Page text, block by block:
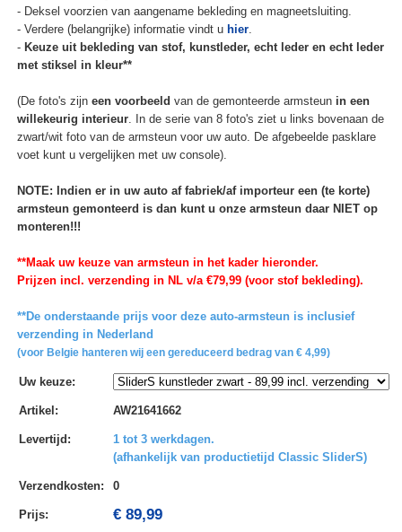
- Deksel voorzien van aangename bekleding en magneetsluiting.
- Verdere (belangrijke) informatie vindt u hier.
- Keuze uit bekleding van stof, kunstleder, echt leder en echt leder
met stiksel in kleur**
(De foto's zijn een voorbeeld van de gemonteerde armsteun in een
willekeurig interieur. In de serie van 8 foto's ziet u links bovenaan de
zwart/wit foto van de armsteun voor uw auto. De afgebeelde pasklare
voet kunt u vergelijken met uw console).
NOTE: Indien er in uw auto af fabriek/af importeur een (te korte)
armsteun gemonteerd is dan kunt u onze armsteun daar NIET op
monteren!!!
**Maak uw keuze van armsteun in het kader hieronder.
Prijzen incl. verzending in NL v/a €79,99 (voor stof bekleding).
**De onderstaande prijs voor deze auto-armsteun is inclusief
verzending in Nederland
(voor Belgie hanteren wij een gereduceerd bedrag van € 4,99)
Uw keuze:
Artikel : AW21641662
Levertijd :
1 tot 3 werkdagen.
(afhankelijk van productietijd Classic SliderS)
Verzendkosten: 0
Prijs: € 89,99